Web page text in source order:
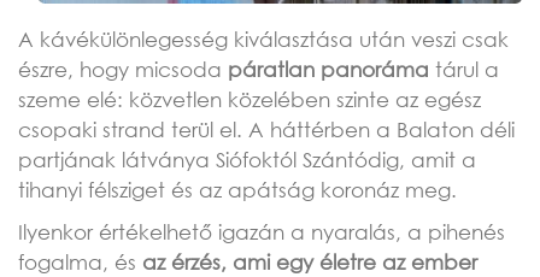
A kávékülönlegesség kiválasztása után veszi csak
észre, hogy micsoda páratlan panoráma tárul a
szeme elé: közvetlen közelében szinte az egész
csopaki strand terül el. A háttérben a Balaton déli
partjának látványa Siófoktól Szántódig, amit a
tihanyi félsziget és az apátság koronáz meg.
Ilyenkor értékelhető igazán a nyaralás, a pihenés
fogalma, és az érzés, ami egy életre az ember